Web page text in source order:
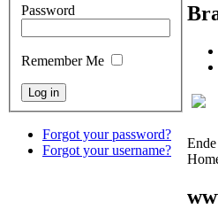
Password
Remember Me
Forgot your password?
Forgot your username?